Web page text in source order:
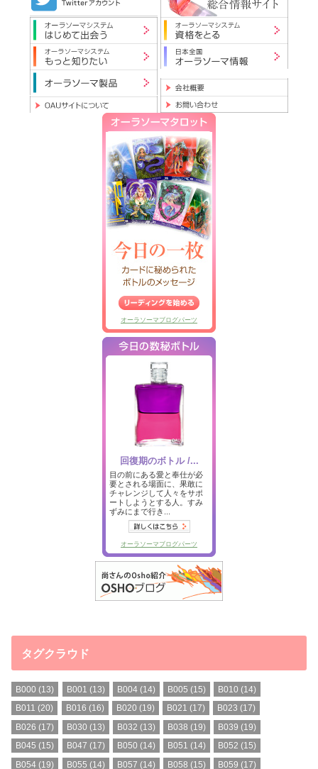
タグクラウド
B000 (13) B001 (13) B004(14) B005 (15) B010 (14)
B011 (20) B016 (16) B020 (19) B021 (17) B023 (17)
B026 (17) B030 (13) B032 (13) B038 (19) B039 (19)
B045 (15) B047 (17) B050 (14) B051 (14) B052 (15)
B054 (19) B055 (14) B057 (14) B058 (15) B059 (17)